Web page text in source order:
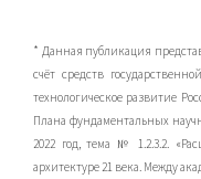
* Данная публикация
счёт средств
технологическое развитие
Плана фундаментальных
2022 год, тема № 1.2.3.2.
архитектуре 21 века. Между